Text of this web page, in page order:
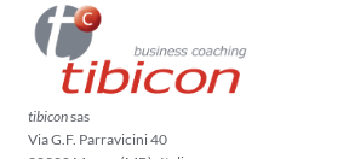
tibiconsas
Via G.F. Parravicini 40